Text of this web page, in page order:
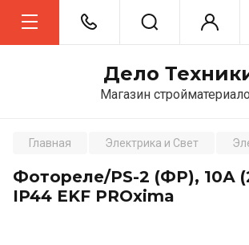
Дело
Магазин
Главная Электрика и Свет
Фотореле/PS-2 (ФР), 10А
IP44 EKF PROxima